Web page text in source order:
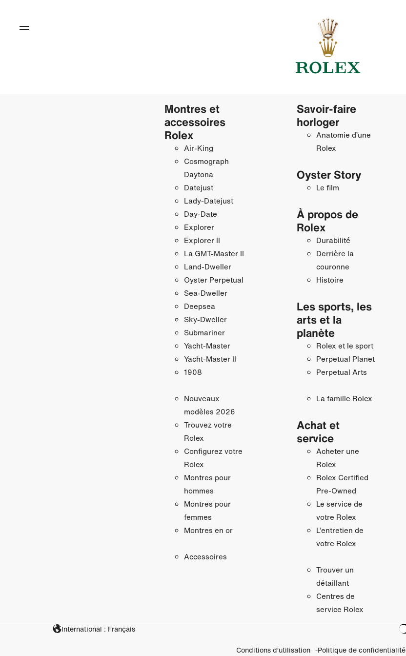
Montres et
accessoires
Rolex
Air‑King
Cosmograph
Daytona
Datejust
Lady‑Datejust
Day‑Date
Explorer
Explorer II
La GMT‑Master II
Land-Dweller
Oyster Perpetual
Sea-Dweller
Deepsea
Sky‑Dweller
Submariner
Yacht‑Master
Yacht‑Master II
1908
Nouveaux
modèles 2026
Trouvez votre
Rolex
Configurez votre
Rolex
Montres pour
hommes
Montres pour
femmes
Montres en or
Accessoires
Savoir‑faire
horloger
Anatomie d’une
Rolex
Oyster Story
Le film
À propos de
Rolex
Durabilité
Derrière la
couronne
Histoire
Les sports, les
arts et la
planète
Rolex et le sport
Perpetual Planet
Perpetual Arts
La famille Rolex
Achat et
service
Acheter une
Rolex
Rolex Certified
Pre-Owned
Le service de
votre Rolex
L’entretien de
votre Rolex
Trouver un
détaillant
Centres de
service Rolex
International : Français
Conditions d’utilisation Politique de confidentialité